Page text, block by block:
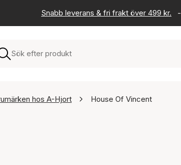
Snabb leverans & fri frakt över 499 kr. -
hos A-Hjort House Of Vincent